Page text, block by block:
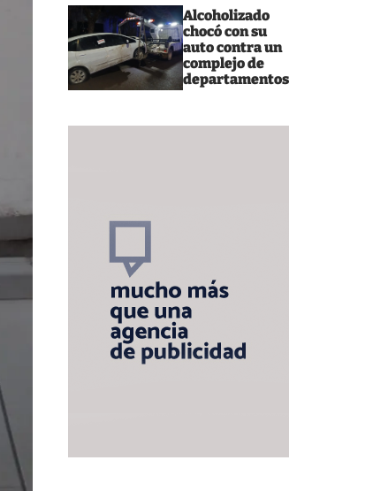
Alcoholizado
chocó con su
auto contra un
complejo de
departamentos